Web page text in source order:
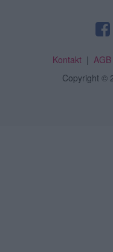
Kontakt| AGB
Copyright ©